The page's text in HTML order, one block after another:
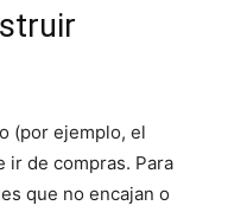
(por ejemplo, el
ir de compras. Para
que no encajan o